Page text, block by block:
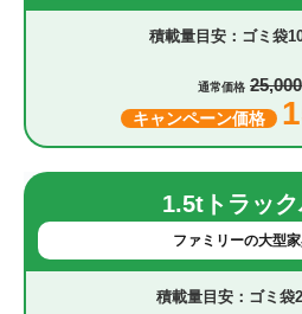
ゴミ袋
通常価格 25,000
キャンペーン価格
1.5tトラッ
ファミリーの大型
ゴミ袋